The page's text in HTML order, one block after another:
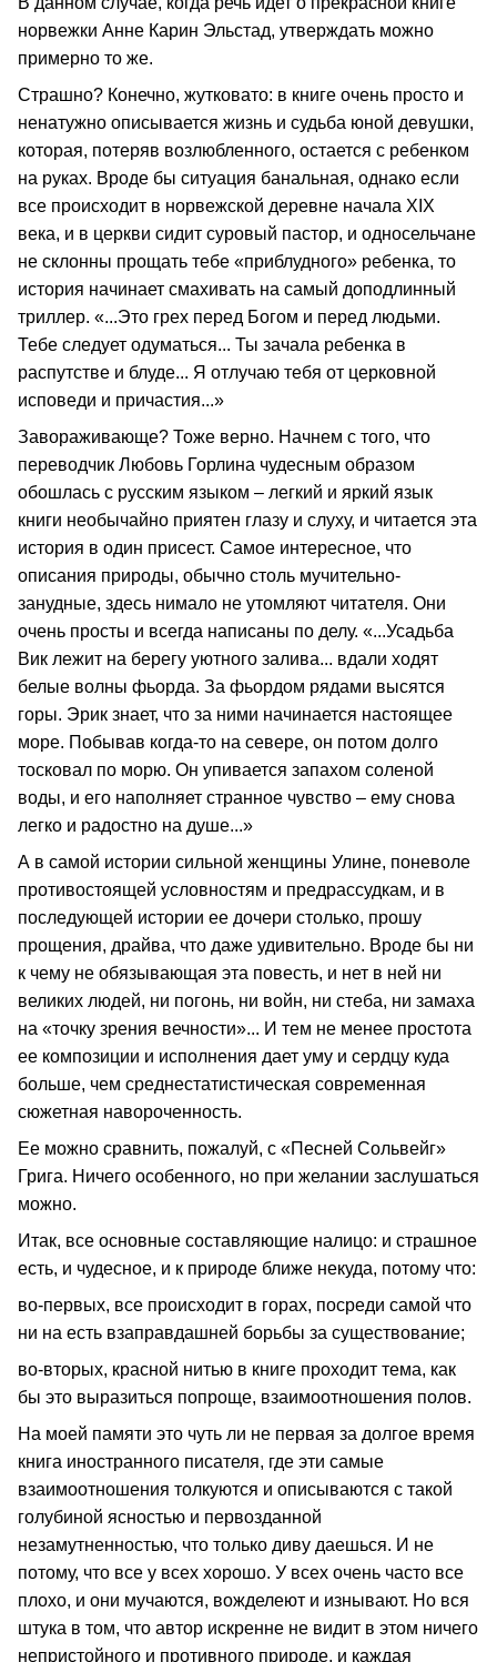
норвежки Анне Карин Эльстад, утверждать можно
примерно то же.
Страшно? Конечно, жутковато: в книге очень просто и
ненатужно описывается жизнь и судьба юной девушки,
которая, потеряв возлюбленного, остается с ребенком
на руках. Вроде бы ситуация банальная, однако если
все происходит в норвежской деревне начала XIX
века, и в церкви сидит суровый пастор, и односельчане
не склонны прощать тебе «приблудного» ребенка, то
история начинает смахивать на самый доподлинный
триллер. «...Это грех перед Богом и перед людьми.
Тебе следует одуматься... Ты зачала ребенка в
распутстве и блуде... Я отлучаю тебя от церковной
исповеди и причастия...»
Завораживающе? Тоже верно. Начнем с того, что
переводчик Любовь Горлина чудесным образом
обошлась с русским языком – легкий и яркий язык
книги необычайно приятен глазу и слуху, и читается эта
история в один присест. Самое интересное, что
описания природы, обычно столь мучительно-
занудные, здесь нимало не утомляют читателя. Они
очень просты и всегда написаны по делу. «...Усадьба
Вик лежит на берегу уютного залива... вдали ходят
белые волны фьорда. За фьордом рядами высятся
горы. Эрик знает, что за ними начинается настоящее
море. Побывав когда-то на севере, он потом долго
тосковал по морю. Он упивается запахом соленой
воды, и его наполняет странное чувство – ему снова
легко и радостно на душе...»
А в самой истории сильной женщины Улине, поневоле
противостоящей условностям и предрассудкам, и в
последующей истории ее дочери столько, прошу
прощения, драйва, что даже удивительно. Вроде бы ни
к чему не обязывающая эта повесть, и нет в ней ни
великих людей, ни погонь, ни войн, ни стеба, ни замаха
на «точку зрения вечности»... И тем не менее простота
ее композиции и исполнения дает уму и сердцу куда
больше, чем среднестатистическая современная
сюжетная навороченность.
Ее можно сравнить, пожалуй, с «Песней Сольвейг»
Грига. Ничего особенного, но при желании заслушаться
можно.
Итак, все основные составляющие налицо: и страшное
есть, и чудесное, и к природе ближе некуда, потому что:
во-первых, все происходит в горах, посреди самой что
ни на есть взаправдашней борьбы за существование;
во-вторых, красной нитью в книге проходит тема, как
бы это выразиться попроще, взаимоотношения полов.
На моей памяти это чуть ли не первая за долгое время
книга иностранного писателя, где эти самые
взаимоотношения толкуются и описываются с такой
голубиной ясностью и первозданной
незамутненностью, что только диву даешься. И не
потому, что все у всех хорошо. У всех очень часто все
плохо, и они мучаются, вожделеют и изнывают. Но вся
штука в том, что автор искренне не видит в этом ничего
непристойного и противного природе, и каждая